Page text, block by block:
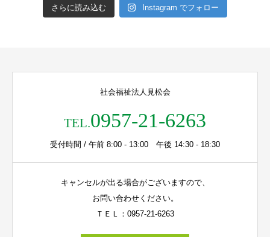
さらに読み込む Instagram でフォロー
社会福祉法人見松会
TEL.0957-21-6263
受付時間 / 午前 8:00 - 13:00 午後 14:30 - 18:30
キャンセルが出る場合がございますので、
お問い合わせください。
ＴＥＬ：0957-21-6263